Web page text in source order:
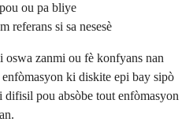
ou pa bliye
referans si sa nesesè
zanmi ou fè konfyans nan
ki diskite epi bay sipò
pou absòbe tout enfòmasyon